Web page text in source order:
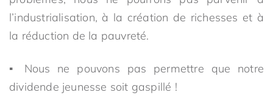
l’industrialisation, à la création de richesses et à
la réduction de la pauvreté.
▪ Nous ne pouvons pas permettre que notre
dividende jeunesse soit gaspillé !